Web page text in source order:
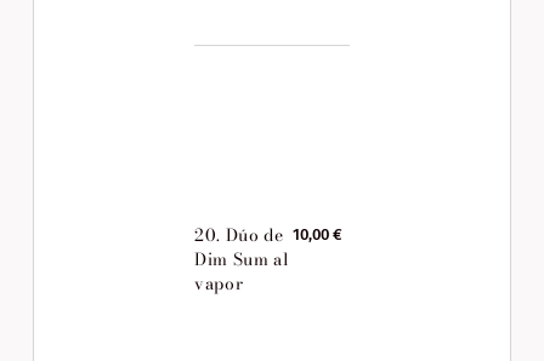
20. Dúo de
Dim Sum al
vapor
10,00 €